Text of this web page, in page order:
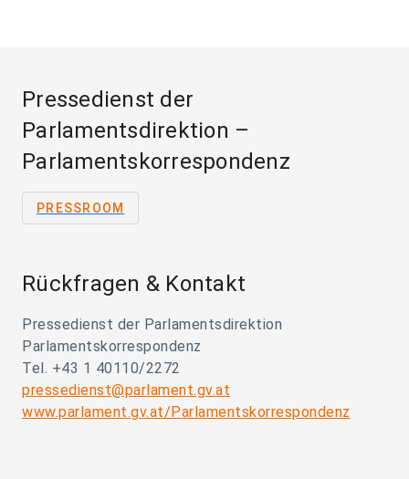
Pressedienst der
Parlamentsdirektion –
Parlamentskorrespondenz
PRESSROOM
Rückfragen & Kontakt
Pressedienst der Parlamentsdirektion
Parlamentskorrespondenz
Tel. +43 1 40110/2272
pressedienst@parlament.gv.at
www.parlament.gv.at/Parlamentskorrespondenz